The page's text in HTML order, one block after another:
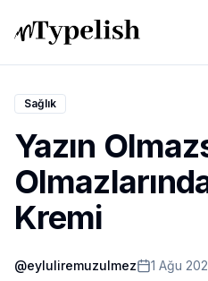
Dünya
Film ve Dizi
Kültür ve Sanat
Sağlık
Sağlık
Yazın
Kremi
@eyluliremuzulmez 1 Ağu